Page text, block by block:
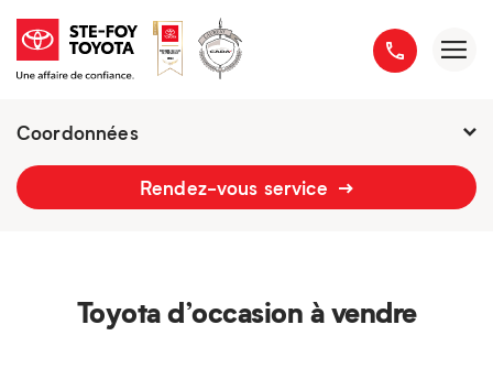
Coordonnées
7h - 18h
Rendez-vous service
Toyota d’occasion à vendre